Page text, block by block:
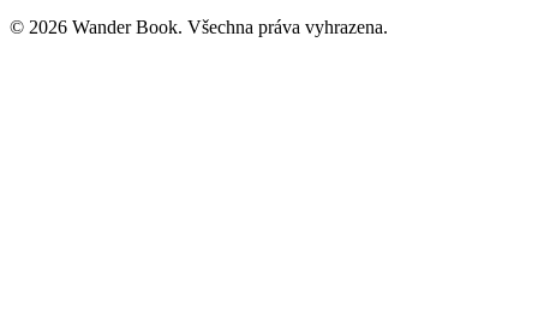
© 2026 Wander Book. Všechna práva vyhrazena.